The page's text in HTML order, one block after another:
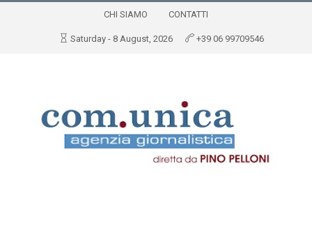
CHI SIAMO CONTATTI
Saturday - 8 August, 2026 +39 06 99709546